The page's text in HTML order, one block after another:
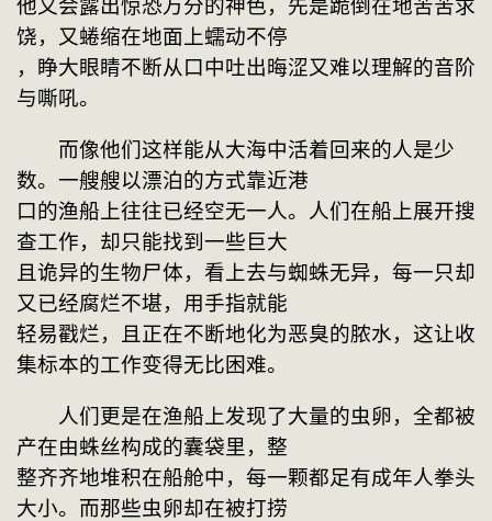
他又会露出惊恐万分的神色，先是跪倒在地苦苦求
饶，又蜷缩在地面上蠕动不停
，睁大眼睛不断从口中吐出晦涩又难以理解的音阶
与嘶吼。
而像他们这样能从大海中活着回来的人是少
数。一艘艘以漂泊的方式靠近港
口的渔船上往往已经空无一人。人们在船上展开搜
查工作，却只能找到一些巨大
且诡异的生物尸体，看上去与蜘蛛无异，每一只却
又已经腐烂不堪，用手指就能
轻易戳烂，且正在不断地化为恶臭的脓水，这让收
集标本的工作变得无比困难。
人们更是在渔船上发现了大量的虫卵，全都被
产在由蛛丝构成的囊袋里，整
整齐齐地堆积在船舱中，每一颗都足有成年人拳头
大小。而那些虫卵却在被打捞